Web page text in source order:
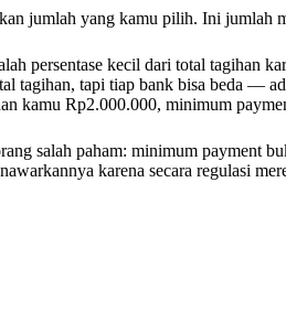
jumlah yang kamu pilih. Ini jumlah
persentase kecil dari total tagihan
tagihan, tapi tiap bank bisa beda —
kamu Rp2.000.000, minimum
salah paham: minimum payment
karena secara regulasi